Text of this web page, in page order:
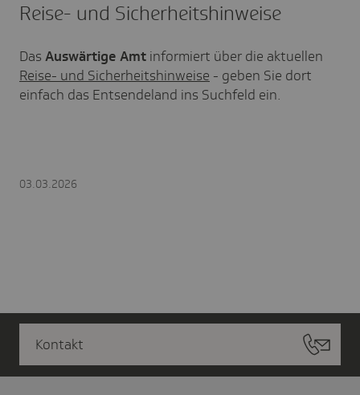
Reise- und Sicherheitshinweise
Das Auswärtige Amt informiert über die aktuellen
Reise- und Sicherheitshinweise - geben Sie dort
einfach das Entsendeland ins Suchfeld ein.
03.03.2026
Kontakt